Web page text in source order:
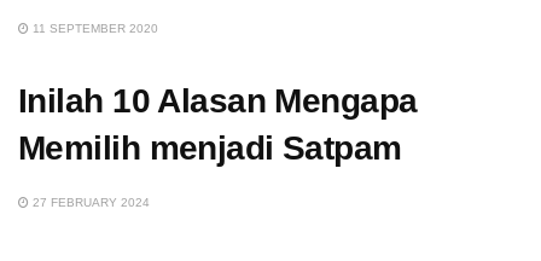
11 SEPTEMBER 2020
Inilah 10 Alasan Mengapa
Memilih menjadi Satpam
27 FEBRUARY 2024